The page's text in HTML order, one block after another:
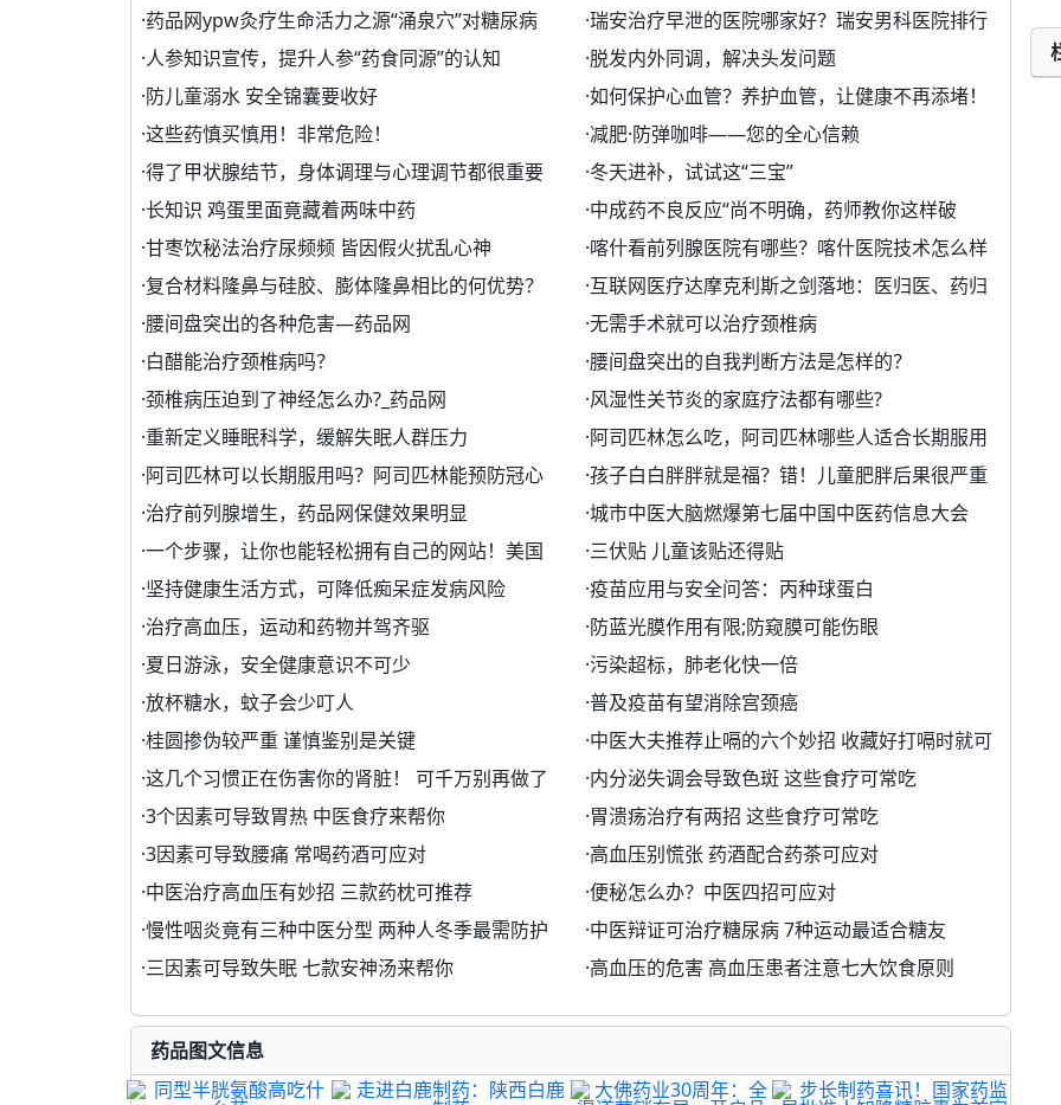
·药品网ypw灸疗生命活力之源“涌泉穴”对糖尿病 ·瑞安治疗早泄的医院哪家好？瑞安男科医院排行
·人参知识宣传，提升人参“药食同源”的认知 ·脱发内外同调，解决头发问题
·防儿童溺水 安全锦囊要收好 ·如何保护心血管？养护血管，让健康不再添堵！
·这些药慎买慎用！非常危险！ ·减肥·防弹咖啡——您的全心信赖
·得了甲状腺结节，身体调理与心理调节都很重要 ·冬天进补，试试这“三宝”
·长知识 鸡蛋里面竟藏着两味中药 ·中成药不良反应“尚不明确，药师教你这样破
·甘枣饮秘法治疗尿频频 皆因假火扰乱心神 ·喀什看前列腺医院有哪些？喀什医院技术怎么样
·复合材料隆鼻与硅胶、膨体隆鼻相比的何优势？ ·互联网医疗达摩克利斯之剑落地：医归医、药归
·腰间盘突出的各种危害—药品网 ·无需手术就可以治疗颈椎病
·白醋能治疗颈椎病吗？ ·腰间盘突出的自我判断方法是怎样的？
·颈椎病压迫到了神经怎么办?_药品网 ·风湿性关节炎的家庭疗法都有哪些?
·重新定义睡眠科学，缓解失眠人群压力 ·阿司匹林怎么吃，阿司匹林哪些人适合长期服用
·阿司匹林可以长期服用吗？阿司匹林能预防冠心 ·孩子白白胖胖就是福？错！儿童肥胖后果很严重
·治疗前列腺增生，药品网保健效果明显 ·城市中医大脑燃爆第七届中国中医药信息大会
·一个步骤，让你也能轻松拥有自己的网站！美国 ·三伏贴 儿童该贴还得贴
·坚持健康生活方式，可降低痴呆症发病风险 ·疫苗应用与安全问答：丙种球蛋白
·治疗高血压，运动和药物并驾齐驱 ·防蓝光膜作用有限;防窥膜可能伤眼
·夏日游泳，安全健康意识不可少 ·污染超标，肺老化快一倍
·放杯糖水，蚊子会少叮人 ·普及疫苗有望消除宫颈癌
·桂圆掺伪较严重 谨慎鉴别是关键 ·中医大夫推荐止嗝的六个妙招 收藏好打嗝时就可
·这几个习惯正在伤害你的肾脏！ 可千万别再做了 ·内分泌失调会导致色斑 这些食疗可常吃
·3个因素可导致胃热 中医食疗来帮你 ·胃溃疡治疗有两招 这些食疗可常吃
·3因素可导致腰痛 常喝药酒可应对 ·高血压别慌张 药酒配合药茶可应对
·中医治疗高血压有妙招 三款药枕可推荐 ·便秘怎么办？中医四招可应对
·慢性咽炎竟有三种中医分型 两种人冬季最需防护 ·中医辩证可治疗糖尿病 7种运动最适合糖友
·三因素可导致失眠 七款安神汤来帮你 ·高血压的危害 高血压患者注意七大饮食原则
药品图文信息